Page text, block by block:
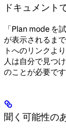
ドキュメント
「Plan mode を
が表示されるま
トへのリンクよ
人は自分で見つ
のことが必要です
聞く可能性の